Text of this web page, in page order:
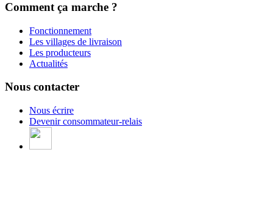
Comment ça marche ?
Fonctionnement
Les villages de livraison
Les producteurs
Actualités
Nous contacter
Nous écrire
Devenir consommateur-relais